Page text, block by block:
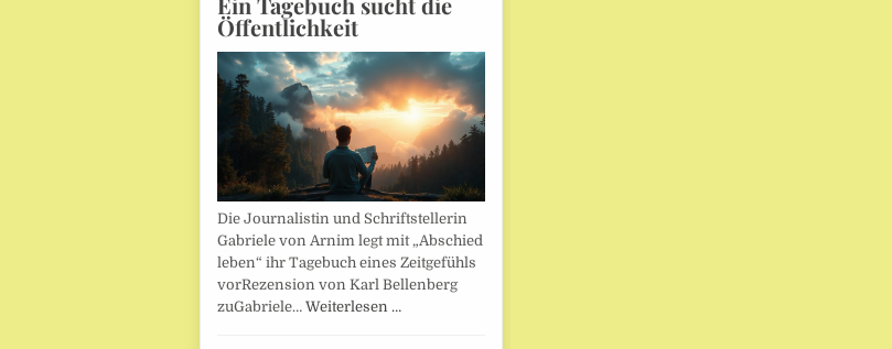
Öffentlichkeit
Die Journalistin und Schriftstellerin
Gabriele von Arnim legt mit „Abschied
leben“ ihr Tagebuch eines Zeitgefühls
vorRezension von Karl Bellenberg
zuGabriele… Weiterlesen …